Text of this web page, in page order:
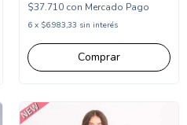
$37.710 con Mercado Pago
6 x $6.983,33 sin interés
Comprar